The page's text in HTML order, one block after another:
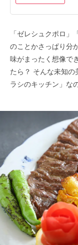
「ゼレシュクポロ
のことかさっぱり分
味がまったく想像で
たら？ そんな未知の
ラシのキッチン」な